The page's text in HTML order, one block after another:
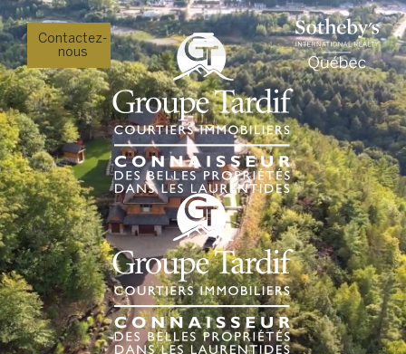
Contactez-
nous